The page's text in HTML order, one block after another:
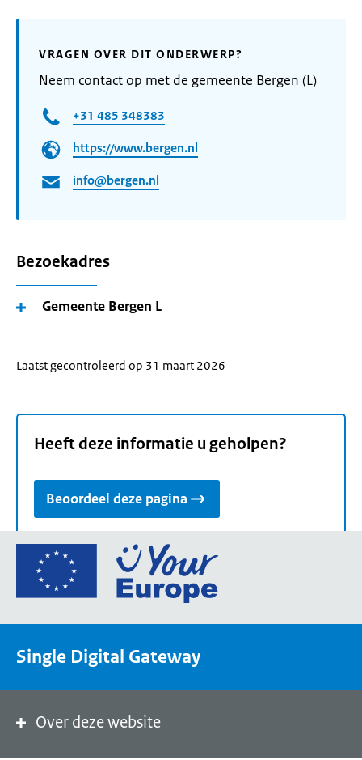
VRAGEN OVER DIT ONDERWERP?
Neem contact op met de gemeente Bergen (L)
+31 485 348383
https://www.bergen.nl
info@bergen.nl
Bezoekadres
Gemeente Bergen L
Laatst gecontroleerd op 31 maart 2026
Heeft deze informatie u geholpen?
Beoordeel deze pagina
Ga
de
een
de
Single Digital Gateway
Over deze website